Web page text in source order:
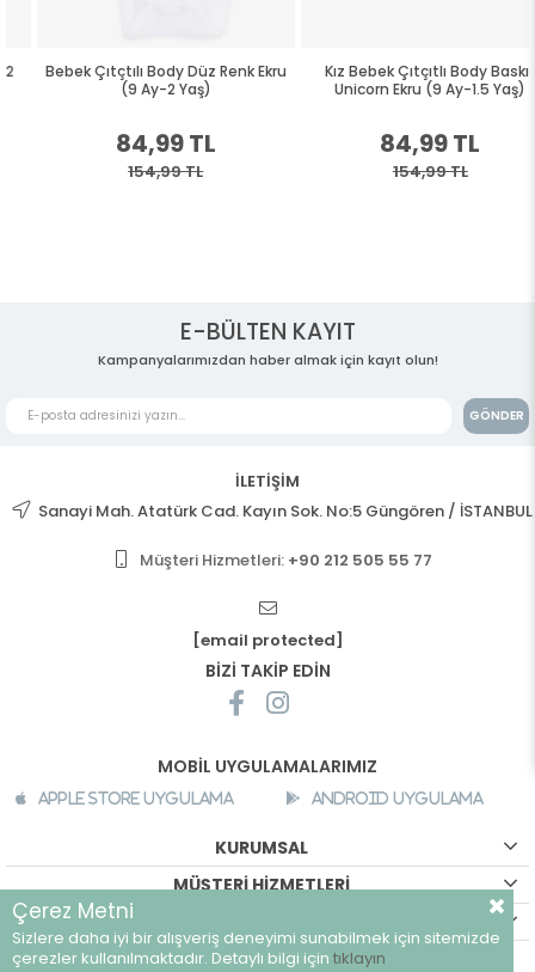
Bebek Çıtçtılı Body Düz Renk Ekru
(9 Ay-2 Yaş)
84,99 TL
154,99 TL
Kız Bebek Çıtçıtlı Body Baskılı
Unicorn Ekru (9 Ay-1.5 Yaş)
84,99 TL
154,99 TL
E-BÜLTEN KAYIT
Kampanyalarımızdan haber almak için kayıt olun!
GÖNDER
İLETİŞİM
Sanayi Mah. Atatürk Cad. Kayın Sok. No:5 Güngören / İSTANBUL
Müşteri Hizmetleri: +90 212 505 55 77
[email protected]
BİZİ TAKİP EDİN
MOBİL UYGULAMALARIMIZ
Apple Store Uygulama Android Uygulama
KURUMSAL
MÜŞTERİ HİZMETLERİ
©breeze.com.tr - Tüm hakları saklıdır.
Çerez Metni
Sizlere daha iyi bir alışveriş deneyimi sunabilmek için sitemizde
çerezler kullanılmaktadır. Detaylı bilgi için tıklayın